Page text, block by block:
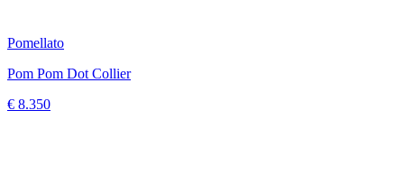
Pomellato
Pom Pom Dot Collier
€ 8.350